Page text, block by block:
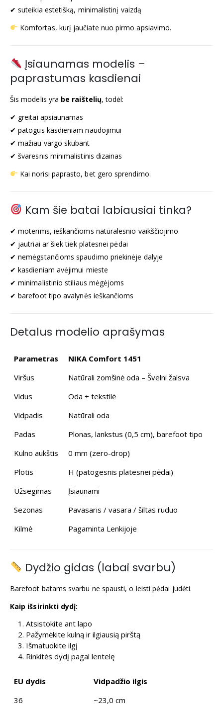
✔ suteikia estetišką, minimalistinį vaizdą
Komfortas, kurį jaučiate nuo pirmo apsiavimo.
Įsiaunamas modelis –
paprastumas kasdienai
Šis modelis yra be raištelių, todėl:
✔ greitai apsiaunamas
✔ patogus kasdieniam naudojimui
✔ mažiau vargo skubant
✔ švaresnis minimalistinis dizainas
Kai norisi paprasto, bet gero sprendimo.
Kam šie batai labiausiai tinka?
✔ moterims, ieškančioms natūralesnio vaikščiojimo
✔ jautriai ar šiek tiek platesnei pėdai
✔ nemėgstančioms spaudimo priekinėje dalyje
✔ kasdieniam avėjimui mieste
✔ minimalistinio stiliaus mėgėjoms
✔ barefoot tipo avalynės ieškančioms
Detalus modelio aprašymas
Parametras
NIKA Comfort 1451
Viršus
Natūrali zomšinė oda – Švelni žalsva
Vidus
Oda + tekstilė
Vidpadis
Natūrali oda
Padas
Plonas, lankstus (0,5 cm), barefoot tipo
Kulno aukštis
0 mm (zero-drop)
Plotis
H (patogesnis platesnei pėdai)
Užsegimas
Įsiaunami
Sezonas
Pavasaris / vasara / šiltas ruduo
Kilmė
Pagaminta Lenkijoje
Dydžio gidas (labai svarbu)
Barefoot batams svarbu ne spausti, o leisti pėdai judėti.
Kaip išsirinkti dydį:
Atsistokite ant lapo
Pažymėkite kulną ir ilgiausią pirštą
Išmatuokite ilgį
Rinkitės dydį pagal lentelę
EU dydis
Vidpadžio ilgis
36
~23,0 cm